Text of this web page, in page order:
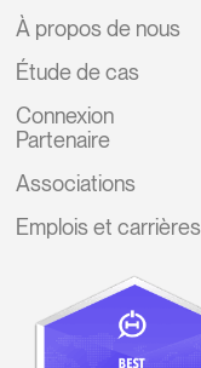
À propos de nous
Étude de cas
Connexion
Partenaire
Associations
Emplois et carrières